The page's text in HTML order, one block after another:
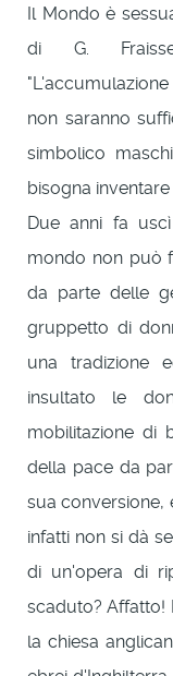
Il Mondo è
di G.
non saranno
simbolico
bisogna
Due anni fa
mondo non può
da parte delle
gruppetto di
una tradizione
insultato le
mobilitazione di
della pace da
sua conversione,
infatti non si dà
di un'opera di
scaduto? Affatto!
la chiesa